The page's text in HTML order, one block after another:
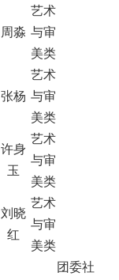
周淼
艺术
与审
美类
张杨
艺术
与审
美类
许身
玉
艺术
与审
美类
刘晓
红
艺术
与审
美类
团委社